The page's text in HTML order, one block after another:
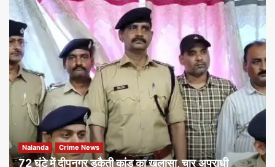
Nalanda Crime News
72 घंटे में दीपनगर डकैती कांड का खुलासा, चार अपराधी